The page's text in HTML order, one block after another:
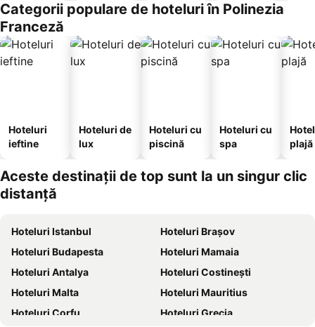
Categorii populare de hoteluri în Polinezia
Franceză
Hoteluri
ieftine
Hoteluri de
lux
Hoteluri cu
piscină
Hoteluri cu
spa
plajă
Aceste destinații de top sunt la un singur clic
distanță
Hoteluri Istanbul
Hoteluri Brașov
Hoteluri Budapesta
Hoteluri Mamaia
Hoteluri Antalya
Hoteluri Costinești
Hoteluri Malta
Hoteluri Mauritius
Hoteluri Corfu
Hoteluri Grecia